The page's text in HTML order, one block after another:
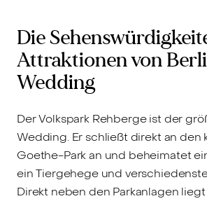
Die
Attraktionen von
Wedding
Der Volkspark Rehberge ist der
Wedding. Er schließt direkt an den
Goethe-Park an und beheimatet
ein Tiergehege und
Direkt neben den Parkanlagen